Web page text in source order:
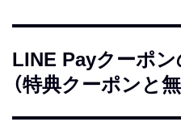
LINE Payクーポ
（特典クーポンと